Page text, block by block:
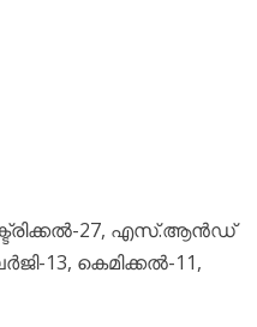
27, എസ്.ആൻഡ്
13, കെമിക്കൽ-11,